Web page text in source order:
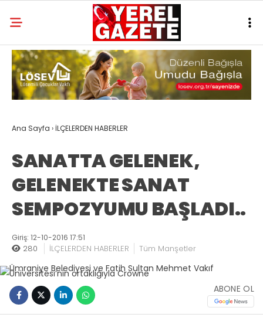
Ana Sayfa › İLÇELERDEN HABERLER
SANATTA GELENEK,
GELENEKTE SANAT
SEMPOZYUMU BAŞLADI..
Giriş: 12-10-2016 17:51
280 İLÇELERDEN HABERLER Tüm Manşetler
ABONE OL